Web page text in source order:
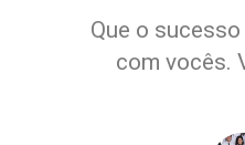
Que o
com vocês.